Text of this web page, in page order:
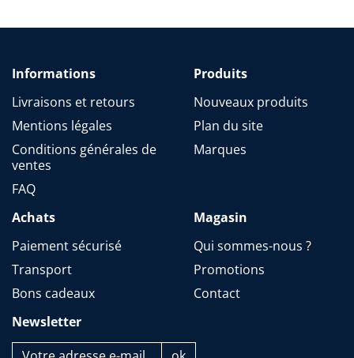
Informations
Livraisons et retours
Mentions légales
Conditions générales de
ventes
FAQ
Produits
Nouveaux produits
Plan du site
Marques
Achats
Paiement sécurisé
Transport
Bons cadeaux
Magasin
Qui sommes-nous ?
Promotions
Contact
Newsletter